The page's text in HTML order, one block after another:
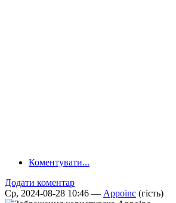
Коментувати...
Додати коментар
Ср, 2024-08-28 10:46 — Appoinc (гість)